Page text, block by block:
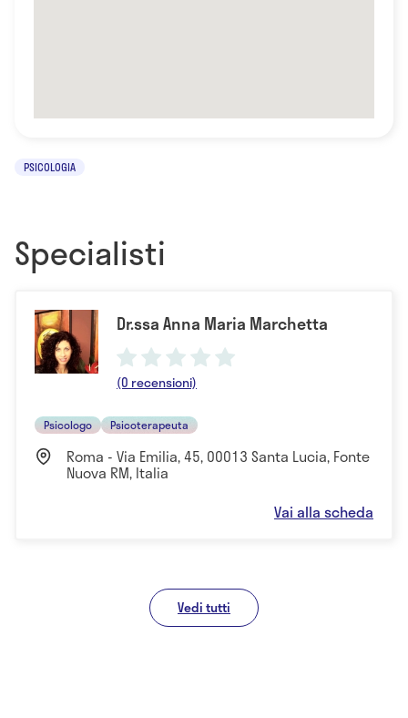
PSICOLOGIA
Specialisti
Dr.ssa Anna Maria Marchetta
(0 recensioni)
Psicologo Psicoterapeuta
Roma - Via Emilia, 45, 00013 Santa Lucia, Fonte
Nuova RM, Italia
Vai alla scheda
Vedi tutti